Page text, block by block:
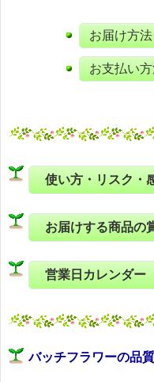
お届け方法
お支払い
使い方・リスク・
お届けする商品の
営業日カレンダー
バッチフラワーの品質